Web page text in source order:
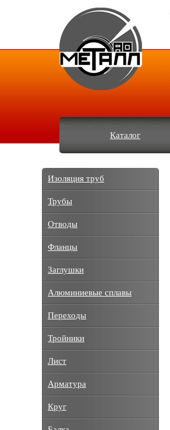
Каталог
Изоляция труб
Трубы
Отводы
Фланцы
Заглушки
Алюминиевые сплавы
Переходы
Тройники
Лист
Арматура
Круг